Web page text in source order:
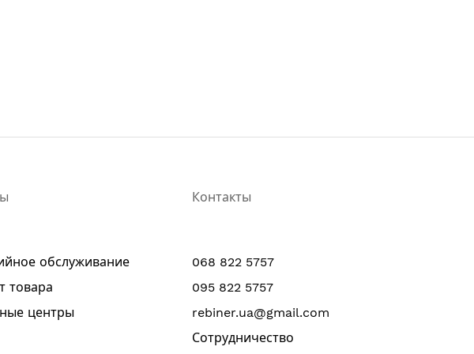
обслуживание
товара
центры
Контакты
068 822 5757
095 822 5757
rebiner.ua@gmail.com
Сотрудничество